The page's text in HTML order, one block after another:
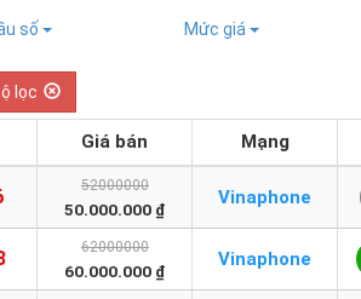
số Mức giá
lọc
Giá bán Mạng
52000000
50.000.000 ₫
Vinaphone
62000000
60.000.000 ₫
Vinaphone